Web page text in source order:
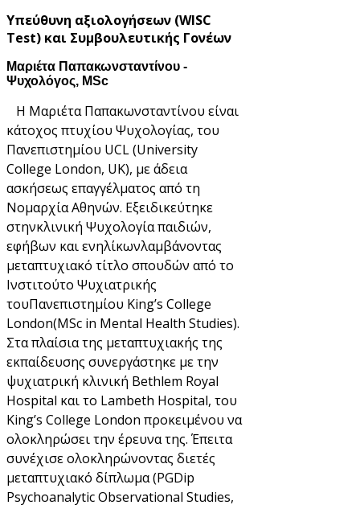
Υπεύθυνη αξιολογήσεων (WISC
Test) και Συμβουλευτικής Γονέων
Μαριέτα Παπακωνσταντίνου -
Ψυχολόγος, MSc
Η Μαριέτα Παπακωνσταντίνου είναι
κάτοχος πτυχίου Ψυχολογίας, του
Πανεπιστημίου UCL(University
College London, UK), με άδεια
ασκήσεως επαγγέλματος από τη
Νομαρχία Αθηνών. Εξειδικεύτηκε
στηνκλινική Ψυχολογία παιδιών,
εφήβων και ενηλίκωνλαμβάνοντας
μεταπτυχιακό τίτλο σπουδών από το
Ινστιτούτο Ψυχιατρικής
τουΠανεπιστημίου King’s College
London(MSc in Mental Health Studies).
Στα πλαίσια της μεταπτυχιακής της
εκπαίδευσης συνεργάστηκε με την
ψυχιατρική κλινική Bethlem Royal
Hospital και το Lambeth Hospital, του
King’s College London προκειμένου να
ολοκληρώσει την έρευνα της. Έπειτα
συνέχισε ολοκληρώνοντας διετές
μεταπτυχιακό δίπλωμα (PGDip
PsychoanalyticObservational Studies,